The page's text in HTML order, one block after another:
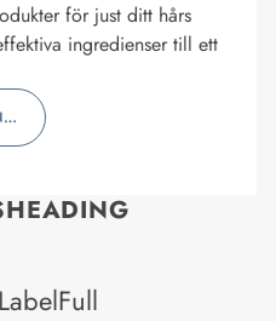
för just ditt hårs
ingredienser till ett
PRODUCT_SERIESBUTTONLABEL